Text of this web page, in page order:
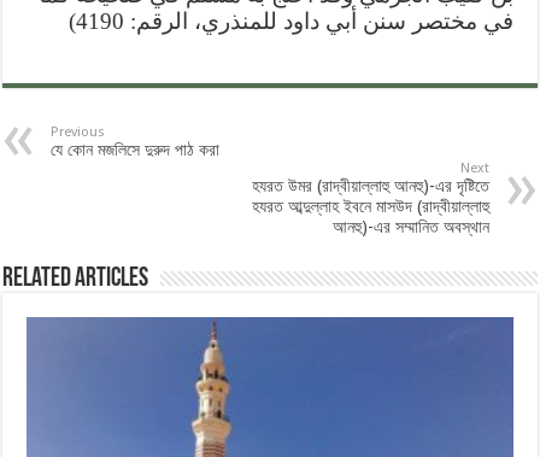
في مختصر سنن أبي داود للمنذري، الرقم: 4190)
Previous
যে কোন মজলিসে দুরুদ পাঠ করা
Next
হযরত উমর (রাদ্বীয়াল্লাহু আনহু)-এর দৃষ্টিতে
হযরত আব্দুল্লাহ ইবনে মাসউদ (রাদ্বীয়াল্লাহু
আনহু)-এর সম্মানিত অবস্থান
Related Articles